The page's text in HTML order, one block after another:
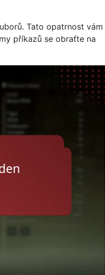
Tato opatrnost vám
příkazů se obraťte na